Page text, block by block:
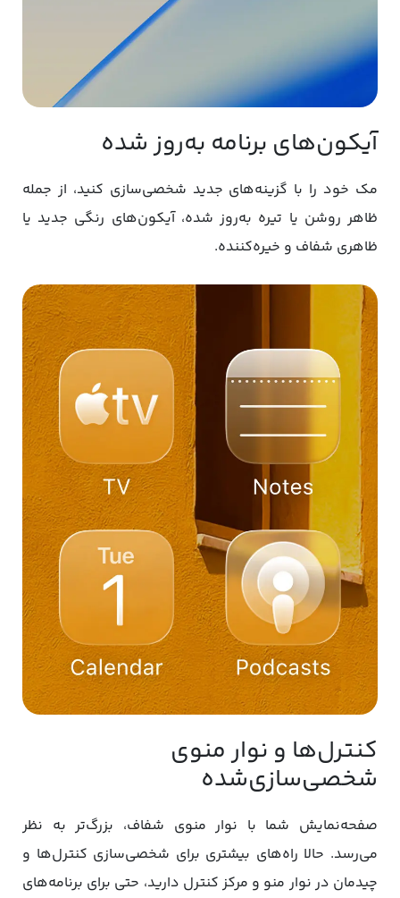
آیکون‌های برنامه به‌روز شده
مک خود را با گزینه‌های جدید شخصی‌سازی کنید، از جمله
ظاهر روشن یا تیره به‌روز شده، آیکون‌های رنگی جدید یا
ظاهری شفاف و خیره‌کننده.
کنترل‌ها و نوار منوی
شخصی‌سازی‌شده
صفحه‌نمایش شما با نوار منوی شفاف، بزرگ‌تر به نظر
می‌رسد. حالا راه‌های بیشتری برای شخصی‌سازی کنترل‌ها و
چیدمان در نوار منو و مرکز کنترل دارید، حتی برای برنامه‌های